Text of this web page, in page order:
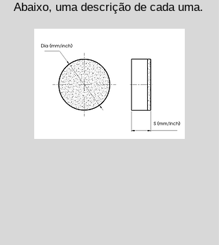
Abaixo, uma descrição de cada uma.